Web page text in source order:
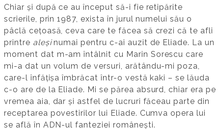
Chiar și după ce au început să-i fie retipărite
scrierile, prin 1987, exista în jurul numelui său o
pâclă cețoasă, ceva care te făcea să crezi că te afli
printre aleșinumai pentru c-ai auzit de Eliade. La un
moment dat m-am întâlnit cu Marin Sorescu care
mi-a dat un volum de versuri, arătându-mi poza,
care-l înfățișa îmbrăcat într-o vestă kaki – se lăuda
c-o are de la Eliade. Mi se părea absurd, chiar era pe
vremea aia, dar și astfel de lucruri făceau parte din
receptarea povestirilor lui Eliade. Cumva opera lui
se află în ADN-ul fanteziei românești.